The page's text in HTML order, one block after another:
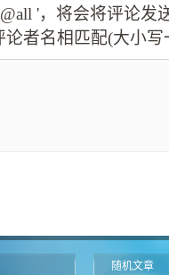
'，将会将评论发
论者名相匹配(大小写
随机文章